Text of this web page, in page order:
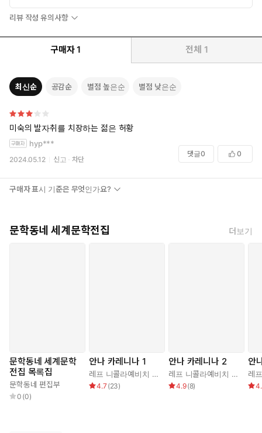
1인칭 소설인 『가면의 고백』은 모두 4장으로 구성되어 있는데, 주
인공 ‘나’의 출생에 관한 에피소드로부터 시작하여 대학을 졸업하고
직장에 근무하다 사표를 제출한 20대 중반까지의 이야기가 앞에서
소개한 미시마의 연보와 거의 일치하고 있다.
남의 눈에 나의 연기로 비치는 것이 나로서는 본질로 돌아가고자
곧 나의 연기라는 메커니즘을 그 무렵부터 나는 희미하게 이해하
기 시작했다. (작가 노트)
미시마 유키오는 예술에의 욕구, 즉 가면을 쓰려고 하는 욕구 그 자
백』은 이러한 욕구를 여과 없이 발현하고 있다. 또한 초판본에 실
이 책은 내가 이제까지 살아왔던 죽음의 영역에 남기려는 유서이다.
이 책을 쓴다는 것은 나에게 역설적인 자살을 의미한다. 투신자살을
트)
미시마 유키오가 『가면의 고백』 속에 진술한 내용은 그야말로 변
화무쌍하고 다채롭다. 처음 부분에서 자신이 출생하던 당시의 광경
리뷰 작성 유의사항
구매자 1 전체 1
최신순 공감순 별점 높은순 별점 낮은순
미숙의 발자취를 치장하는 젊은 허황
hyp***
2024.05.12 신고 차단
댓글0 0
구매자 표시 기준은 무엇인가요?
문학동네 세계문학전집 더보기
문학동네 세계문학
전집 목록집
문학동네 편집부
0 (0)
안나 카레니나 1
레프 니콜라예비치 톨스토이 , 박형규
4.7 (23)
안나 카레니나 2
레프 니콜라예비치 톨스토이
4.9(8)
안